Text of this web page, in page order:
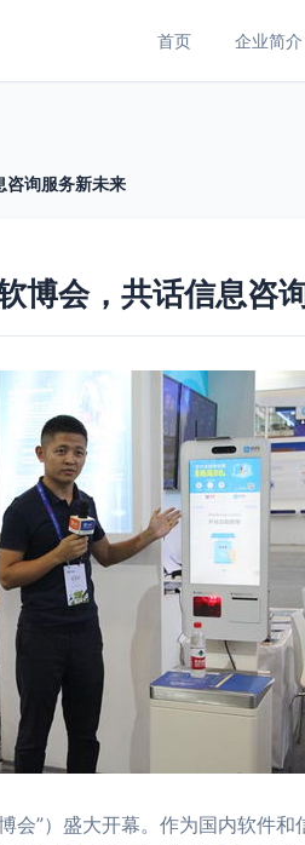
首页 企业简介
咨询服务新未来
博会，共话信息咨
”）盛大开幕。作为国内软件